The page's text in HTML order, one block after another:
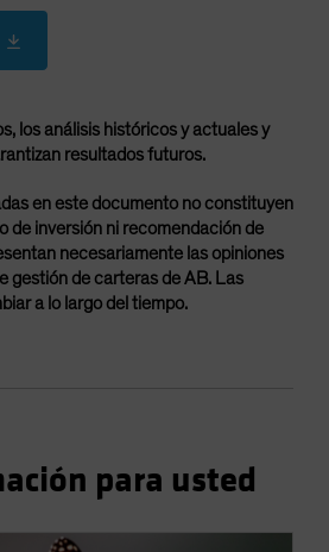
los análisis históricos y actuales y
resultados futuros.
en este documento no constituyen
de inversión ni recomendación de
necesariamente las opiniones
gestión de carteras de AB. Las
a lo largo del tiempo.
para usted